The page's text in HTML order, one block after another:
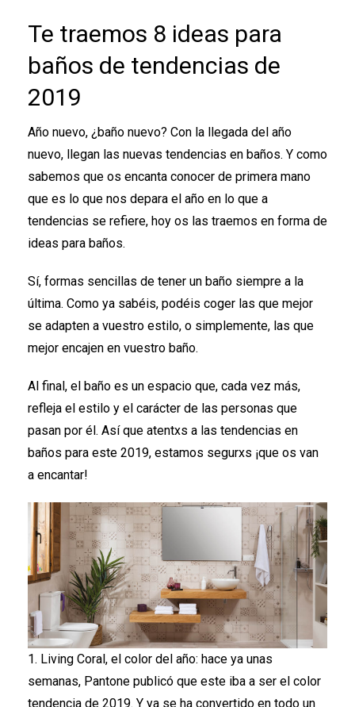
Te traemos 8 ideas para
baños de tendencias de
2019
Año nuevo, ¿baño nuevo? Con la llegada del año
nuevo, llegan las nuevas tendencias en baños. Y como
sabemos que os encanta conocer de primera mano
que es lo que nos depara el año en lo que a
tendencias se refiere, hoy os las traemos en forma de
ideas para baños.
Sí, formas sencillas de tener un baño siempre a la
última. Como ya sabéis, podéis coger las que mejor
se adapten a vuestro estilo, o simplemente, las que
mejor encajen en vuestro baño.
Al final, el baño es un espacio que, cada vez más,
refleja el estilo y el carácter de las personas que
pasan por él. Así que atentxs a las tendencias en
baños para este 2019, estamos segurxs ¡que os van
a encantar!
1. Living Coral, el color del año: hace ya unas
semanas, Pantone publicó que este iba a ser el color
tendencia de 2019. Y ya se ha convertido en todo un